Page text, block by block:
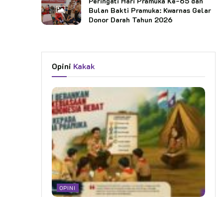
Bulan Bakti Pramuka: Kwarnas Gelar
Donor Darah Tahun 2026
Opini Kakak
OPINI